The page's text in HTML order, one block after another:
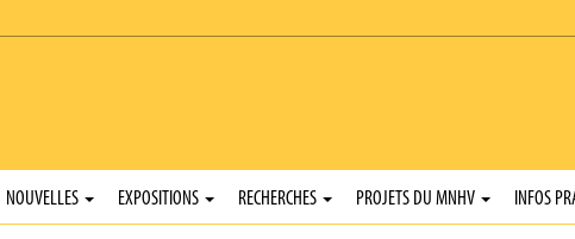
NOUVELLES EXPOSITIONS RECHERCHES PROJETS DU MNHV INFOS